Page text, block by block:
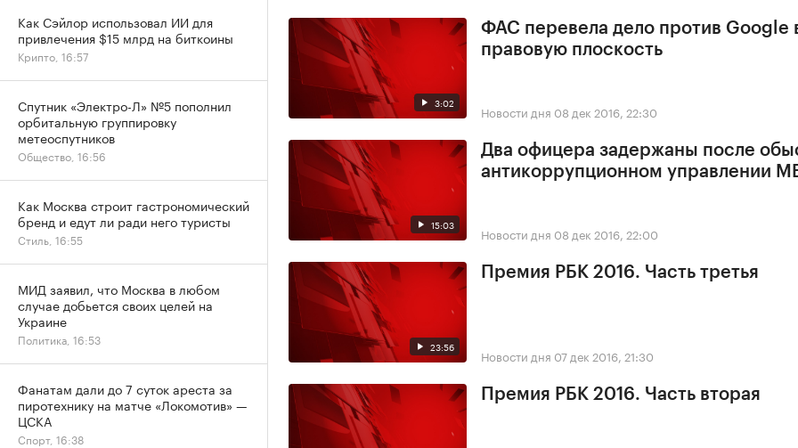
3:02
ФАС перевела дело против Google
правовую плоскость
Новости дня 08 дек 2016, 22:30
15:03
Два офицера задержаны после
антикоррупционном управлении
Новости дня 08 дек 2016, 22:00
23:56
Премия РБК 2016. Часть третья
Новости дня 07 дек 2016, 21:30
Премия РБК 2016. Часть вторая
Как Сэйлор использовал ИИ для
привлечения $15 млрд на биткоины
Крипто, 16:57
Спутник «Электро-Л» №5 пополнил
орбитальную группировку
метеоспутников
Общество, 16:56
Как Москва строит гастрономический
бренд и едут ли ради него туристы
Стиль, 16:55
МИД заявил, что Москва в любом
случае добьется своих целей на
Украине
Политика, 16:53
Фанатам дали до 7 суток ареста за
пиротехнику на матче «Локомотив» —
ЦСКА
Спорт, 16:38